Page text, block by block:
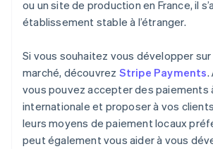
ou un site de production en France, il
établissement stable à l’étranger.
Si vous souhaitez vous développer sur
marché, découvrez Stripe Payments.
vous pouvez accepter des paiements
internationale et proposer à vos
leurs moyens de paiement locaux
peut également vous aider à vous